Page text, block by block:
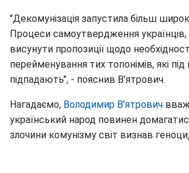
"Декомунізація запустила більш
Процеси самоутвердження українців,
висунути пропозиції щодо
перейменування тих топонімів, які
підпадають", - пояснив В'ятрович.
Нагадаємо, Володимир В'ятрович
український народ повинен
злочини комунізму світ визнав